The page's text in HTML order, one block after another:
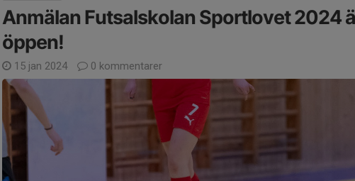
Anmälan Futsalskolan Sportlovet 2024
öppen!
15 jan 2024 0 kommentarer